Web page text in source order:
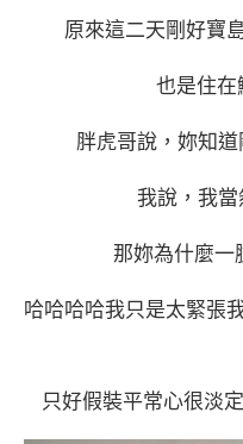
原來這二天剛好寶
也是住在
胖虎哥說，妳知
我說，我
那妳為什麼一
哈哈哈哈我只是太緊張
只好假裝平常心很淡